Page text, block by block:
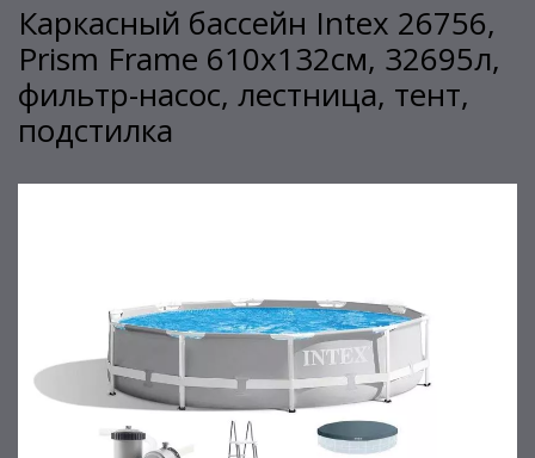
Каркасный бассейн Intex 26756,
Prism Frame 610х132см, 32695л,
фильтр-насос, лестница, тент,
подстилка